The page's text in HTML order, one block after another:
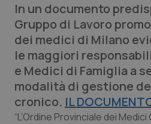
Edizioni Regionali
QS Pro
Professionisti Sanitari.AI
Abruzzo
QS Pro Gold
In un documento
Gruppo di Lavoro
dei medici di Milano
le maggiori
e Medici di Famiglia a
modalità di gestione
cronico. IL
“L’Ordine Provinciale dei